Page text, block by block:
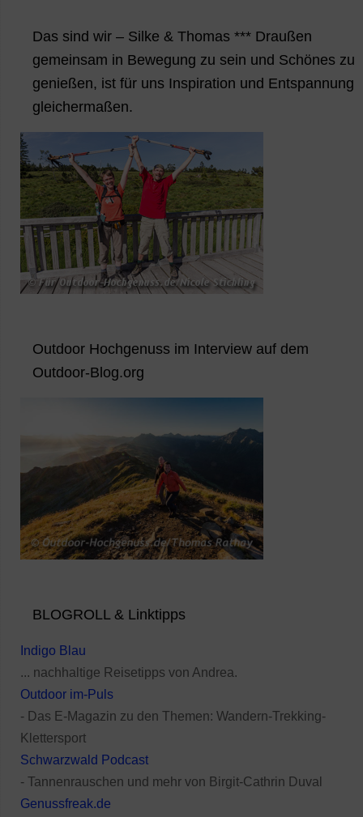
Das sind wir – Silke & Thomas *** Draußen
gemeinsam in Bewegung zu sein und Schönes zu
genießen, ist für uns Inspiration und Entspannung
gleichermaßen.
Outdoor Hochgenuss im Interview auf dem
Outdoor-Blog.org
BLOGROLL & Linktipps
Indigo Blau
... nachhaltige Reisetipps von Andrea.
Outdoor im-Puls
- Das E-Magazin zu den Themen: Wandern-Trekking-
Klettersport
Schwarzwald Podcast
- Tannenrauschen und mehr von Birgit-Cathrin Duval
Genussfreak.de